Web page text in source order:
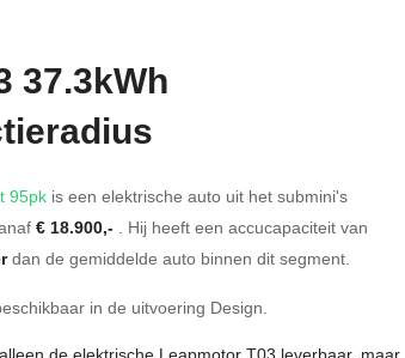
37.3kWh
95pk is een elektrische auto uit het submini's
€ 18.900,- . Hij heeft een accucapaciteit van
dan de gemiddelde auto binnen dit segment.
in de uitvoering Design.